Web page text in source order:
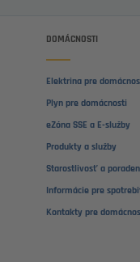
DOMÁCNOSTI
Elektrina pre
Plyn pre domácnosti
eZóna SSE a E-služby
Produkty a služby
Starostlivosť a
Informácie pre
Kontakty pre